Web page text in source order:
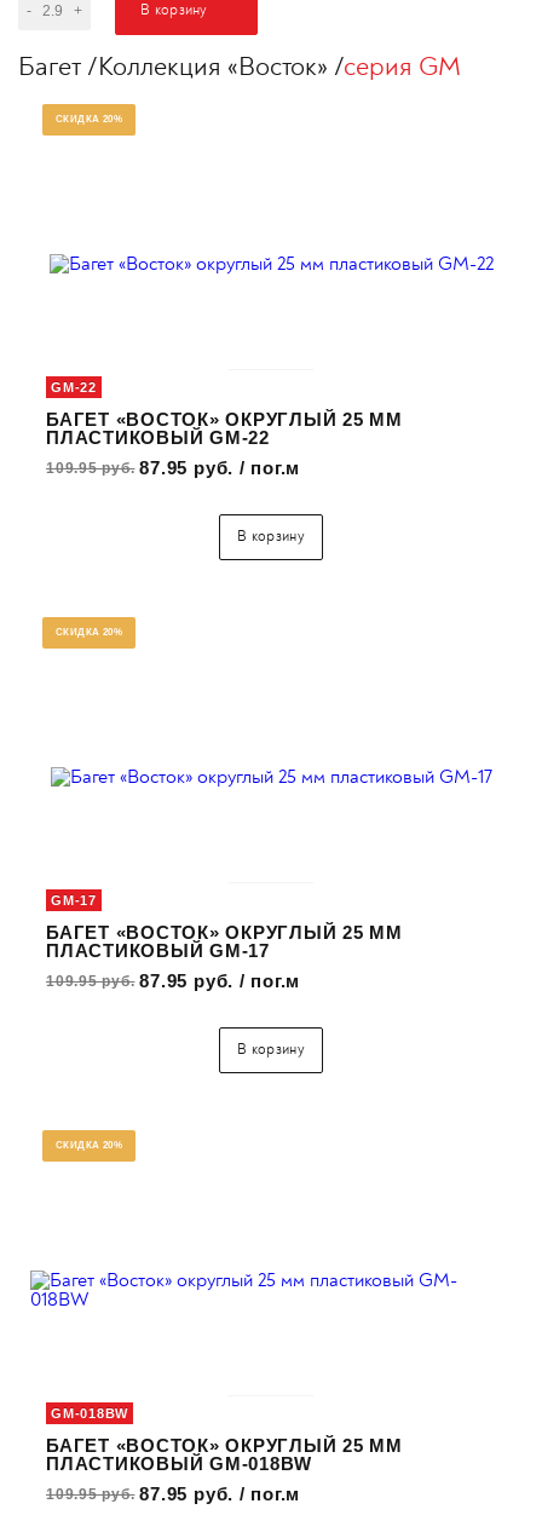
- + В корзину
Багет Коллекция «Восток» серия GM
СКИДКА 20%
GM-22
БАГЕТ «ВОСТОК» ОКРУГЛЫЙ 25 ММ
ПЛАСТИКОВЫЙ GM-22
109.95 руб. 87.95 руб. / пог.м
В корзину
СКИДКА 20%
GM-17
БАГЕТ «ВОСТОК» ОКРУГЛЫЙ 25 ММ
ПЛАСТИКОВЫЙ GM-17
109.95 руб. 87.95 руб. / пог.м
В корзину
СКИДКА 20%
GM-018BW
БАГЕТ «ВОСТОК» ОКРУГЛЫЙ 25 ММ
ПЛАСТИКОВЫЙ GM-018BW
109.95 руб. 87.95 руб. / пог.м